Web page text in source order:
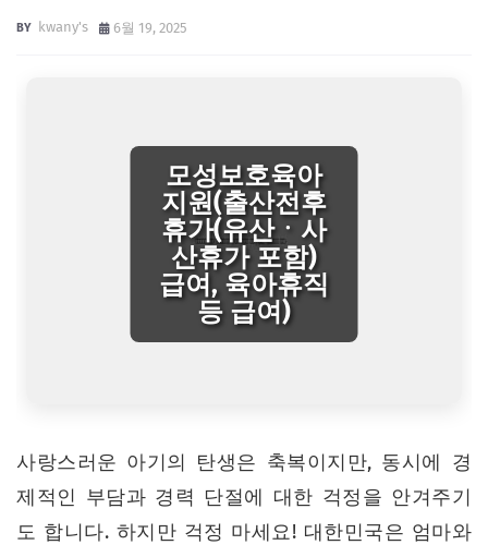
kwany's 6월 19, 2025
모성보호육아
지원(출산전후
휴가(유산ㆍ사
산휴가 포함)
급여, 육아휴직
등 급여)
사랑스러운 아기의 탄생은 축복이지만, 동시에 경
제적인 부담과 경력 단절에 대한 걱정을 안겨주기
도 합니다. 하지만 걱정 마세요! 대한민국은 엄마와